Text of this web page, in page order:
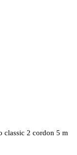
classic 2 cordon 5 m